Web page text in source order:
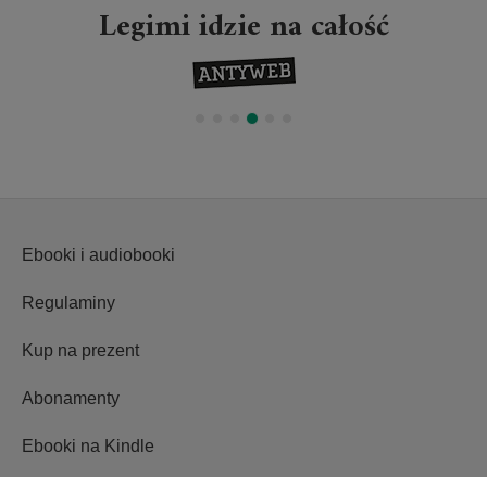
Legimi idzie na całość
Ebooki i audiobooki
Regulaminy
Kup na prezent
Abonamenty
Ebooki na Kindle